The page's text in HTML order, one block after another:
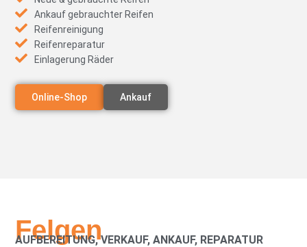
Ankauf gebrauchter Reifen
Reifenreinigung
Reifenreparatur
Einlagerung Räder
Online-Shop Ankauf
Felgen
AUFBEREITUNG, VERKAUF, ANKAUF, REPARATUR